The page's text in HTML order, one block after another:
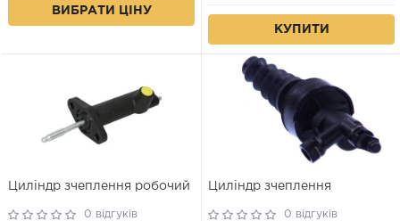
ВИБРАТИ ЦІНУ
КУПИТИ
Циліндр зчеплення робочий
0 відгуків
Циліндр зчеплення
0 відгуків